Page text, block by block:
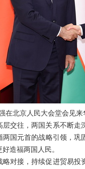
在北京人民大会堂会见
交往，两国关系不断
国元首的战略引领，
造福两国人民。
对接，持续促进贸易